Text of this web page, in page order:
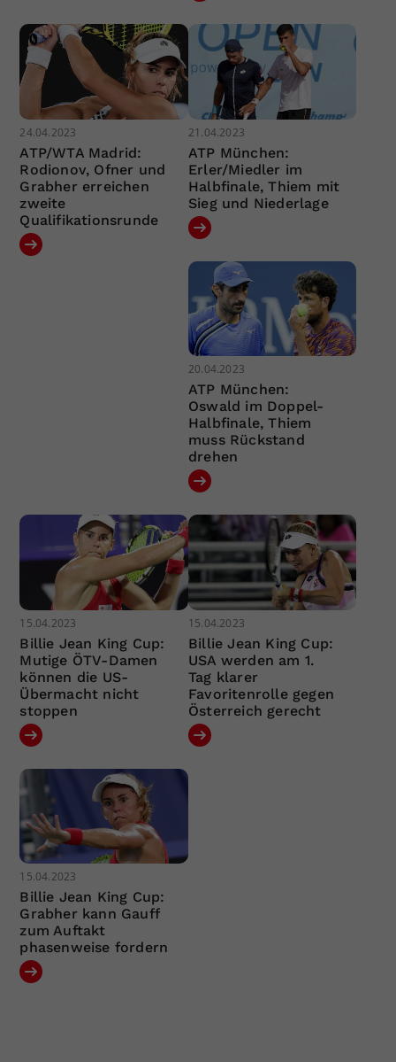
24.04.2023
ATP/WTA Madrid:
Rodionov, Ofner und
Grabher erreichen
zweite
Qualifikationsrunde
21.04.2023
ATP München:
Erler/Miedler im
Halbfinale, Thiem mit
Sieg und Niederlage
20.04.2023
ATP München:
Oswald im Doppel-
Halbfinale, Thiem
muss Rückstand
drehen
15.04.2023
Billie Jean King Cup:
Mutige ÖTV-Damen
können die US-
Übermacht nicht
stoppen
15.04.2023
Billie Jean King Cup:
USA werden am 1.
Tag klarer
Favoritenrolle gegen
Österreich gerecht
15.04.2023
Billie Jean King Cup:
Grabher kann Gauff
zum Auftakt
phasenweise fordern